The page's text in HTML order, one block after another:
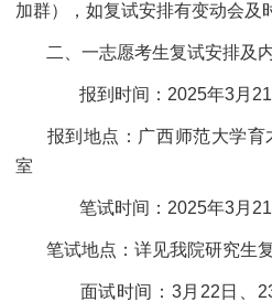
加群），如复试安排有变动会及
二、一志愿考生复试安排及
报到时间：2025年3月
报到地点：广西师范大学
室
笔试时间：2025年3月
笔试地点：详见我院研究生
面试时间：3月22日、